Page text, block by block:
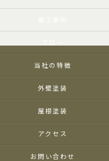
当社の特徴
外壁塗装
屋根塗装
アクセス
お問い合わせ